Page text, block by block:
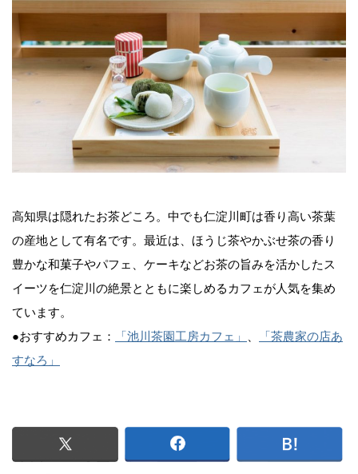
高知県は隠れたお茶どころ。中でも仁淀川町は香り高い茶葉
の産地として有名です。最近は、ほうじ茶やかぶせ茶の香り
豊かな和菓子やパフェ、ケーキなどお茶の旨みを活かしたス
イーツを仁淀川の絶景とともに楽しめるカフェが人気を集め
ています。
●おすすめカフェ：
「池川茶園工房カフェ」
「茶農家の店あ
すなろ」